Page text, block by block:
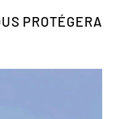
PROTÉGERA